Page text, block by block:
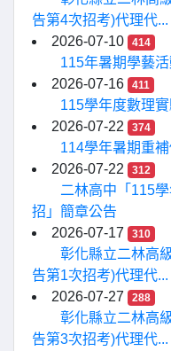
告第4次招考)代理代...
2026-07-10
414
115年暑期學藝
2026-07-16
411
115學年度數理
2026-07-22
374
114學年暑期重
2026-07-22
312
二林高中「115
招」簡章公告
2026-07-17
310
彰化縣立二林高
告第1次招考)代理代...
2026-07-27
288
彰化縣立二林高
告第3次招考)代理代...